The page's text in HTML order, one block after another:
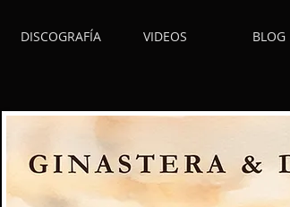
DISCOGRAFÍA VIDEOS BLOG